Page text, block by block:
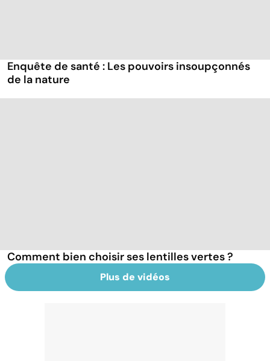
Enquête de santé : Les pouvoirs insoupçonnés
de la nature
Comment bien choisir ses lentilles vertes ?
Plus de vidéos